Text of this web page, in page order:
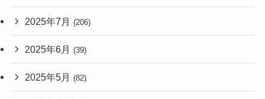
2025年7月 (206)
2025年6月 (39)
2025年5月 (82)